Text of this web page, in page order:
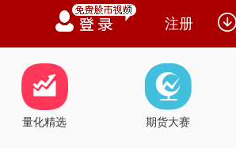
注册
量化精选 期货大赛